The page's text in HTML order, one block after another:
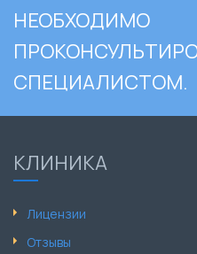
НЕОБХОДИМО
СПЕЦИАЛИСТОМ.
КЛИНИКА
Лицензии
Отзывы